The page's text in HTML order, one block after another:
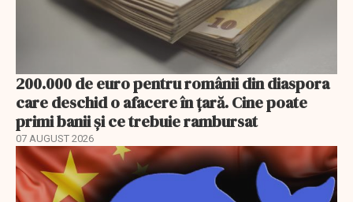
200.000 de euro pentru românii din diaspora
care deschid o afacere în țară. Cine poate
primi banii și ce trebuie rambursat
07 AUGUST 2026